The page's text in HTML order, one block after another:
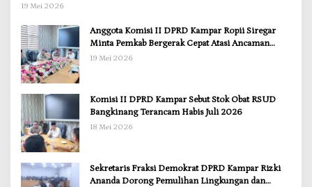
Menyentuh Kebutuhan Dasar
19 Mei 2026
Anggota Komisi II DPRD Kampar Ropii Siregar
Minta Pemkab Bergerak Cepat Atasi Ancaman
Kekosongan Obat demi Wujudkan Kampar Dihati
19 Mei 2026
Komisi II DPRD Kampar Sebut Stok Obat RSUD
Bangkinang Terancam Habis Juli 2026
18 Mei 2026
Sekretaris Fraksi Demokrat DPRD Kampar Rizki
Ananda Dorong Pemulihan Lingkungan dan